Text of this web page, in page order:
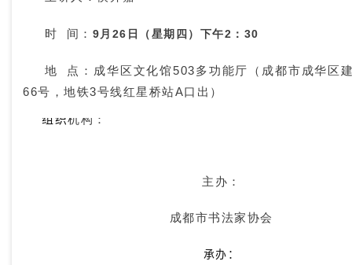
时 间： 9月26日（星期四）下午2： 30
地 点： 成华区文化馆503多功能厅（成都市成华区
66号，地铁3号线红星桥站A口出）
组织机构：
主办：
成都市书法家协会
承办：